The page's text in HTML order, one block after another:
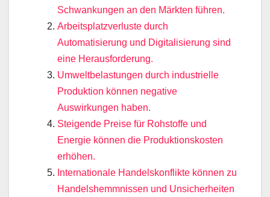
Schwankungen an den Märkten führen.
Arbeitsplatzverluste durch
Automatisierung und Digitalisierung sind
eine Herausforderung.
Umweltbelastungen durch industrielle
Produktion können negative
Auswirkungen haben.
Steigende Preise für Rohstoffe und
Energie können die Produktionskosten
erhöhen.
Internationale Handelskonflikte können zu
Handelshemmnissen und Unsicherheiten